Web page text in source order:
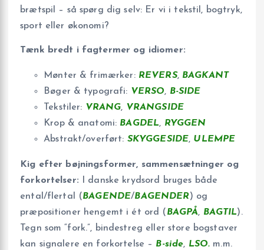
brætspil – så spørg dig selv: Er vi i tekstil, bogtryk,
sport eller økonomi?
Tænk bredt i fagtermer og idiomer:
Mønter & frimærker: REVERS, BAGKANT
Bøger & typografi: VERSO, B-SIDE
Tekstiler: VRANG, VRANGSIDE
Krop & anatomi: BAGDEL, RYGGEN
Abstrakt/overført: SKYGGESIDE, ULEMPE
Kig efter bøjningsformer, sammensætninger og
forkortelser: I danske krydsord bruges både
ental/flertal (BAGENDE/BAGENDER) og
præpositioner hengemt i ét ord ( BAGPÅ, BAGTIL).
Tegn som “fork.”, bindestreg eller store bogstaver
kan signalere en forkortelse – B-side, LSO. m.m.